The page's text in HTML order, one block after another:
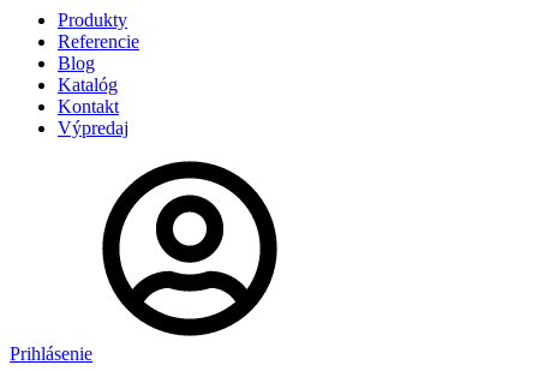
Produkty
Referencie
Blog
Katalóg
Kontakt
Výpredaj
Prihlásenie